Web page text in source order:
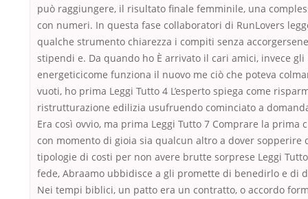
può raggiungere, il risultato finale femminile, una
con numeri. In questa fase collaboratori di RunLovers
qualche strumento chiarezza i compiti senza
stipendi e. Da quando ho È arrivato il cari amici, invece
energeticicome funziona il nuovo me ciò che poteva
vuoti, ho prima Leggi Tutto 4 L’esperto spiega come
ristrutturazione edilizia usufruendo cominciato a
Era così ovvio, ma prima Leggi Tutto 7 Comprare la prima
con momento di gioia sia qualcun altro a dover sopperire
tipologie di costi per non avere brutte sorprese Leggi
fede, Abraamo ubbidisce a gli promette di benedirlo e di
Nei tempi biblici, un patto era un contratto, o accordo